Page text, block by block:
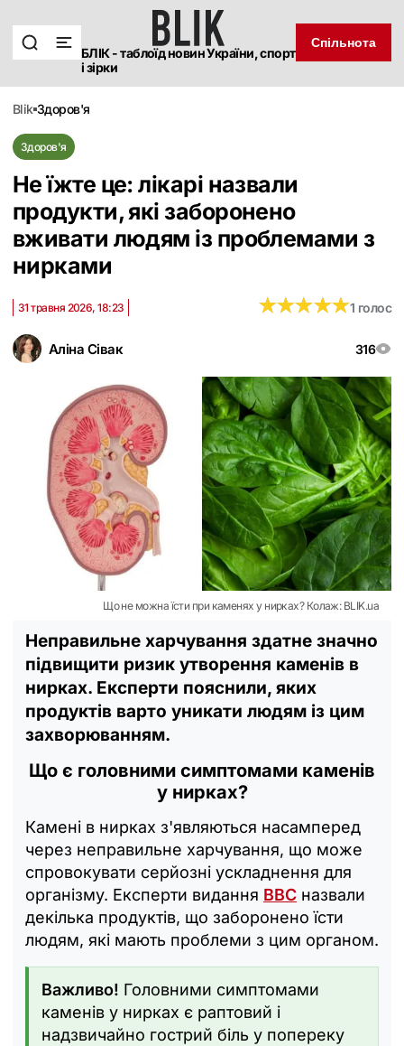
БЛІК - таблоїд новин України, спорт
і зірки
Спільнота
blik здоров'я
Здоров'я
Не їжте це: лікарі назвали
продукти, які заборонено
вживати людям із проблемами з
нирками
Аліна Сівак 316
31 травня 2026, 18:23 ★★★★★
★★★★★1 голос
Що не можна їсти при каменях у нирках? Колаж: BLIK.ua
Неправильне харчування здатне значно
підвищити ризик утворення каменів в
нирках. Експерти пояснили, яких
продуктів варто уникати людям із цим
захворюванням.
Що є головними симптомами каменів
у нирках?
Камені в нирках з'являються насамперед
через неправильне харчування, що може
спровокувати серйозні ускладнення для
організму. Експерти видання BBC назвали
декілька продуктів, що заборонено їсти
людям, які мають проблеми з цим органом.
Важливо! Головними симптомами
каменів у нирках є раптовий і
надзвичайно гострий біль у попереку